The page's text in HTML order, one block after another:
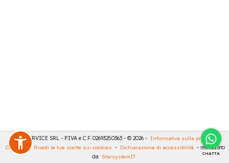
CHATTA
CASA SERVICE SRL - P.IVA e C.F. 02693250363 - © 2026 - Informativa sulla privacy -
Cookies
- Rivedi le tue scelte sui cookies - Dichiarazione di accessibilità - realizzato
da StarsystemIT